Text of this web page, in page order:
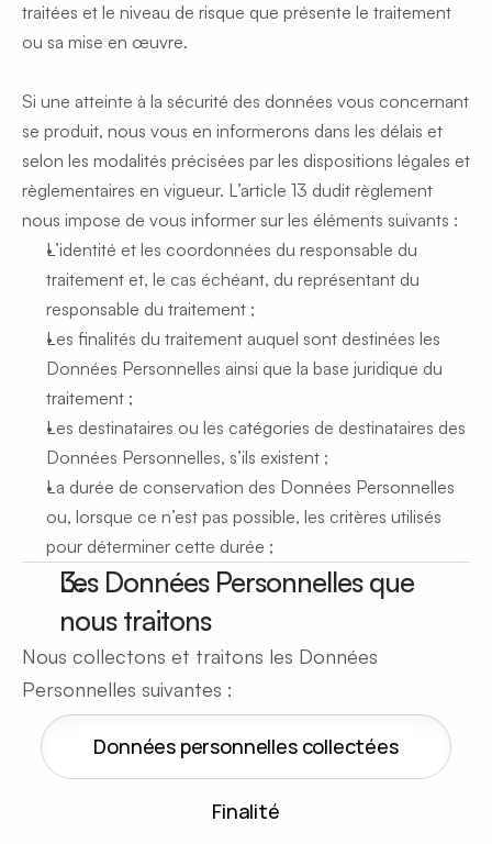
traitées et le niveau de risque que présente le traitement
ou sa mise en œuvre.
Si une atteinte à la sécurité des données vous concernant
se produit, nous vous en informerons dans les délais et
selon les modalités précisées par les dispositions légales et
règlementaires en vigueur. L’article 13 dudit règlement
nous impose de vous informer sur les éléments suivants :
L’identité et les coordonnées du responsable du
traitement et, le cas échéant, du représentant du
responsable du traitement ;
Les finalités du traitement auquel sont destinées les
Données Personnelles ainsi que la base juridique du
traitement ;
Les destinataires ou les catégories de destinataires des
Données Personnelles, s’ils existent ;
La durée de conservation des Données Personnelles
ou, lorsque ce n’est pas possible, les critères utilisés
pour déterminer cette durée ;
Les Données Personnelles que
nous traitons
Nous collectons et traitons les Données
Personnelles suivantes :
Données personnelles collectées
Finalité